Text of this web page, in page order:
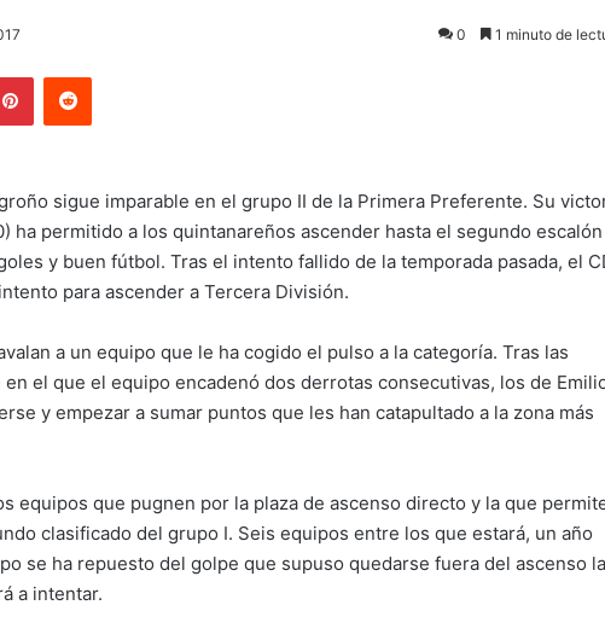
0 1 minuto de
sigue imparable en el grupo II de la Primera Preferente. Su
ha permitido a los quintanareños ascender hasta el segundo escalón
y buen fútbol. Tras el intento fallido de la temporada pasada, el
para ascender a Tercera División.
a un equipo que le ha cogido el pulso a la categoría. Tras las
el que el equipo encadenó dos derrotas consecutivas, los de
y empezar a sumar puntos que les han catapultado a la zona más
equipos que pugnen por la plaza de ascenso directo y la que
clasificado del grupo I. Seis equipos entre los que estará, un año
se ha repuesto del golpe que supuso quedarse fuera del ascenso la
a intentar.